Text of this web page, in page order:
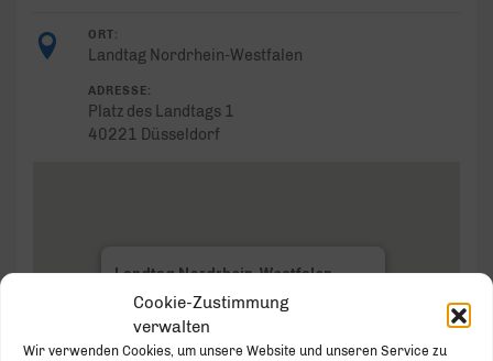
Cookie-Zustimmung
verwalten
Wir verwenden Cookies, um unsere Website und unseren Service zu
ORT:
Landtag Nordrhein-Westfalen
ADRESSE:
Platz des Landtags 1
40221 Düsseldorf
Landtag Nordrhein-Westfalen
Platz des Landtags 1 - Düsseldorf
Veranstaltungen